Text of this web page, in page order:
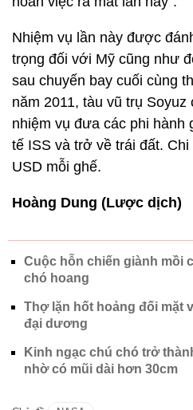
Nhiệm vụ lần này được
trọng đối với Mỹ cũng như
sau chuyến bay cuối cùng
năm 2011, tàu vũ trụ
nhiệm vụ đưa các phi hành
tế ISS và trở về trái đất.
USD mỗi ghế.
Hoàng Dung (Lược dịch)
Cuộc hỗn chiến giành mồi
chó hoang
Thợ lặn hốt hoảng đối mặt
đại dương
Kinh ngạc chú chó trở
nhờ có mũi dài hơn 30cm